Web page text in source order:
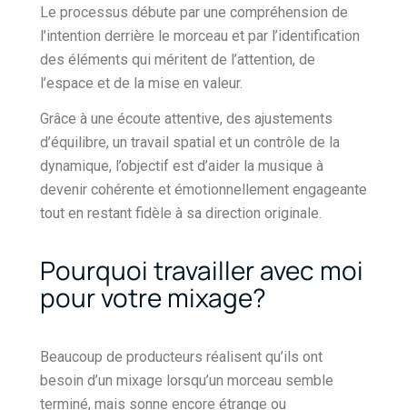
Le processus débute par une compréhension de
l’intention derrière le morceau et par l’identification
des éléments qui méritent de l’attention, de
l’espace et de la mise en valeur.
Grâce à une écoute attentive, des ajustements
d’équilibre, un travail spatial et un contrôle de la
dynamique, l’objectif est d’aider la musique à
devenir cohérente et émotionnellement engageante
tout en restant fidèle à sa direction originale.
Pourquoi travailler avec moi
pour votre mixage?
Beaucoup de producteurs réalisent qu’ils ont
besoin d’un mixage lorsqu’un morceau semble
terminé, mais sonne encore étrange ou